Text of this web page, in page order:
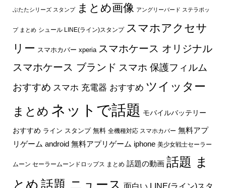
ぶたたシリーズ スタンプ まとめ画像 アングリーバード ステラポッ
プ まとめ シュール LINE(ライン)スタンプ スマホアクセサ
リー スマホカバー xperia スマホケース オリジナル
スマホケース ブランド スマホ 保護フィルム
おすすめ スマホ 充電器 おすすめ ツイッター
まとめ ネットで話題 モバイルバッテリー
おすすめ ライン スタンプ 無料 全機種対応 スマホカバー 無料アプ
リゲーム android 無料アプリゲーム iphone 美少女戦士セーラー
ムーン セーラームーンドロップス まとめ 話題の動画 話題 ま
とめ 話題 ニュース 面白い LINE(ライン)スタ